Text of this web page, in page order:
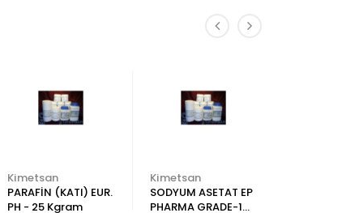
Kimetsan
PARAFİN (KATI) EUR.
PH - 25 Kgram
Kimetsan
SODYUM ASETAT EP
PHARMA GRADE-1